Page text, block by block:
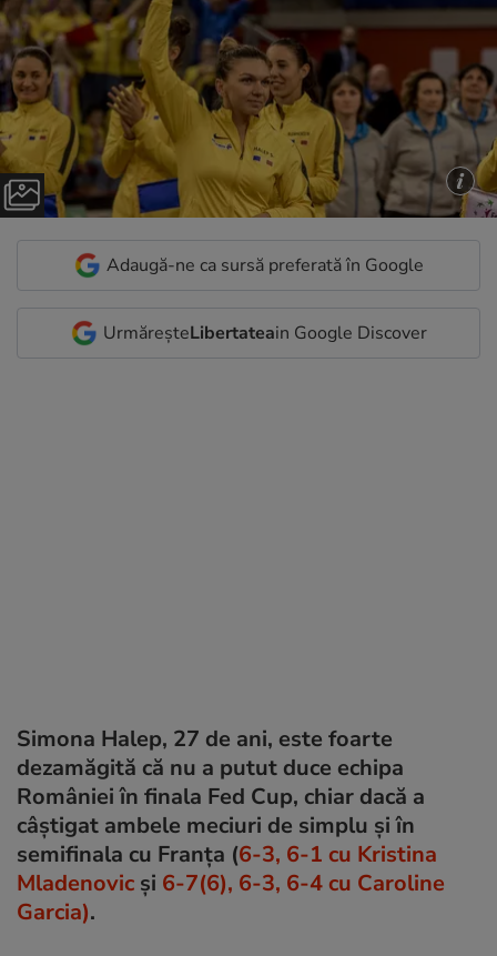
Adaugă-ne ca sursă preferată în Google
UrmăreșteLibertateain Google Discover
Simona Halep, 27 de ani, este foarte
dezamăgită că nu a putut duce echipa
României în finala Fed Cup, chiar dacă a
câștigat ambele meciuri de simplu și în
semifinala cu Franța (6-3, 6-1 cu Kristina
Mladenovic și 6-7(6), 6-3, 6-4 cu Caroline
Garcia).